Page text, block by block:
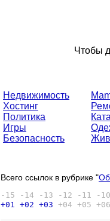
Чтобы
Недвижимость
Хостинг
Политика
Игры
Безопасность
Всего ссылок в рубрике "
-15 -14 -13 -12 -11 -10
+01 +02 +03 +04 +05 +06